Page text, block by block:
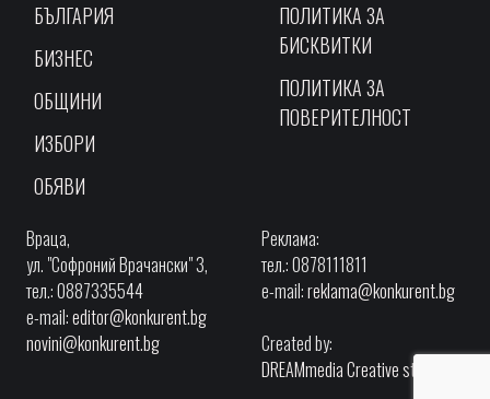
БЪЛГАРИЯ
БИЗНЕС
ОБЩИНИ
ИЗБОРИ
ОБЯВИ
ПОЛИТИКА ЗА
БИСКВИТКИ
ПОЛИТИКА ЗА
ПОВЕРИТЕЛНОСТ
Враца,
ул. "Софроний Врачански" 3,
тел.: 0887335544
e-mail:editor@konkurent.bg
novini@konkurent.bg
Реклама:
тел.: 0878111811
e-mail:reklama@konkurent.bg
Created by:
DREAMmedia Creative studio